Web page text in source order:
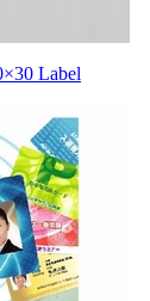
Label